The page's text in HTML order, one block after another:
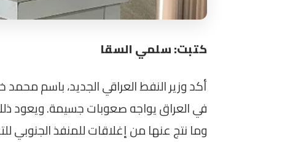
كتبت: سلمي السقا
أكد وزير النفط العراقي الجديد، باسم
في العراق يواجه صعوبات جسيمة. ويعود
وما نتج عنها من إغلاقات للمنفذ الجنوبي